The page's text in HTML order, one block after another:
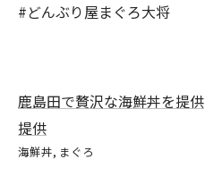
#どんぶり屋まぐろ大将
鹿島田で贅沢な海鮮丼を提供
提供
海鮮丼 まぐろ